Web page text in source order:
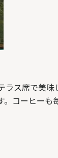
ラス席で美
コーヒーも